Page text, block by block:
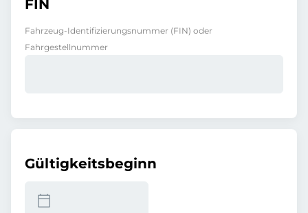
FIN
Fahrzeug-Identifizierungsnummer (FIN) oder
Fahrgestellnummer
Gültigkeitsbeginn